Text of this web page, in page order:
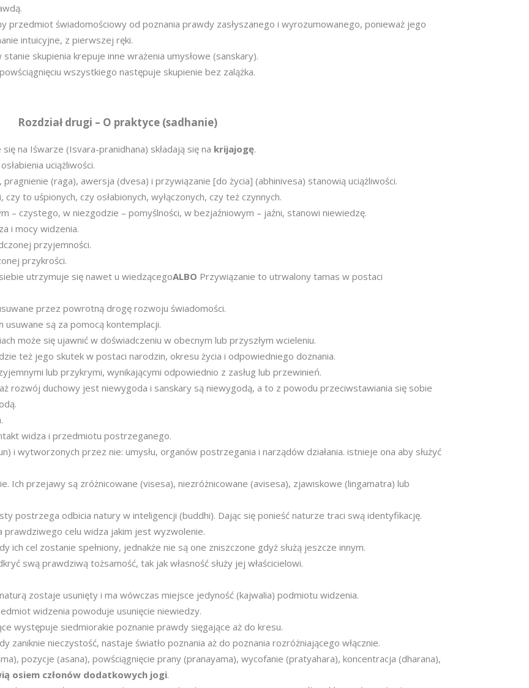
przedmiot świadomościowy od poznania prawdy zasłyszanego i wyrozumowanego, ponieważ jego
intuicyjne, z pierwszej ręki.
skupienia krepuje inne wrażenia umysłowe (sanskary).
wszystkiego następuje skupienie bez zalążka.
Rozdział drugi – O praktyce (sadhanie)
na Iśwarze (Isvara-pranidhana) składają się na krijajogę.
uciążliwości.
(raga), awersja (dvesa) i przywiązanie [do życia] (abhinivesa) stanowią uciążliwości.
to uśpionych, czy osłabionych, wyłączonych, czy też czynnych.
– czystego, w niezgodzie – pomyślności, w bezjaźniowym – jaźni, stanowi niewiedzę.
i mocy widzenia.
przyjemności.
przykrości.
utrzymuje się nawet u wiedzącegoALBO Przywiązanie to utrwalony tamas w postaci
przez powrotną drogę rozwoju świadomości.
usuwane są za pomocą kontemplacji.
może się ujawnić w doświadczeniu w obecnym lub przyszłym wcieleniu.
też jego skutek w postaci narodzin, okresu życia i odpowiedniego doznania.
lub przykrymi, wynikającymi odpowiednio z zasług lub przewinień.
rozwój duchowy jest niewygoda i sanskary są niewygodą, a to z powodu przeciwstawiania się sobie
widza i przedmiotu postrzeganego.
i wytworzonych przez nie: umysłu, organów postrzegania i narządów działania. istnieje ona aby służyć
Ich przejawy są zróżnicowane (visesa), niezróżnicowane (avisesa), zjawiskowe (lingamatra) lub
postrzega odbicia natury w inteligencji (buddhi). Dając się ponieść naturze traci swą identyfikację.
prawdziwego celu widza jakim jest wyzwolenie.
ich cel zostanie spełniony, jednakże nie są one zniszczone gdyż służą jeszcze innym.
swą prawdziwą tożsamość, tak jak własność służy jej właścicielowi.
zostaje usunięty i ma wówczas miejsce jedyność (kajwalia) podmiotu widzenia.
widzenia powoduje usunięcie niewiedzy.
występuje siedmiorakie poznanie prawdy sięgające aż do kresu.
zaniknie nieczystość, nastaje światło poznania aż do poznania rozróżniającego włącznie.
pozycje (asana), powściągnięcie prany (pranayama), wycofanie (pratyahara), koncentracja (dharana),
osiem członów dodatkowych jogi.